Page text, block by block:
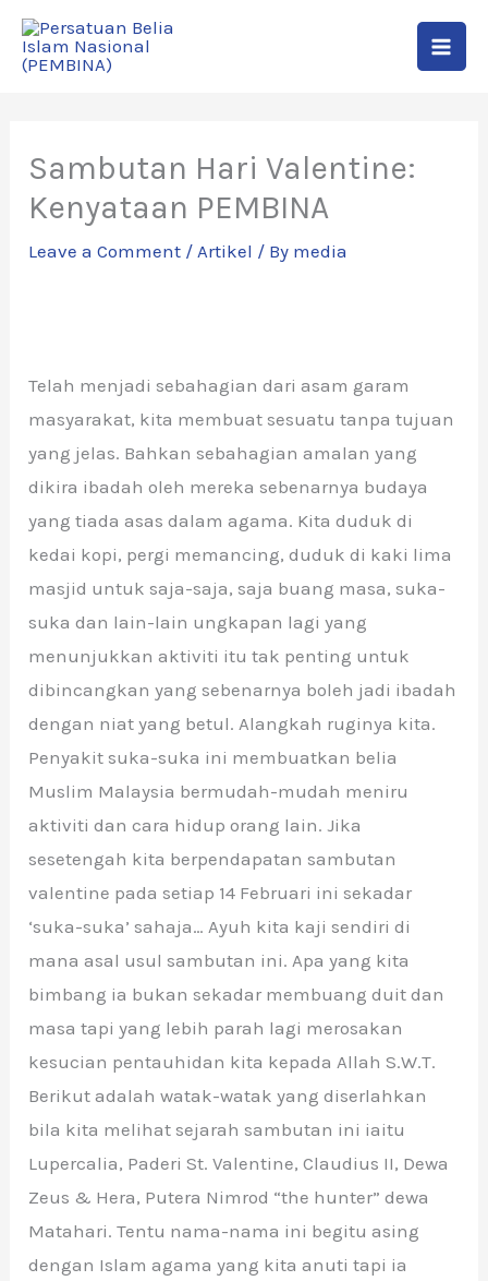
Skip
Sambutan Hari Valentine:
Kenyataan PEMBINA
Leave a Comment /Artikel / By media
Telah menjadi sebahagian dari asam garam
masyarakat, kita membuat sesuatu tanpa tujuan
yang jelas. Bahkan sebahagian amalan yang
dikira ibadah oleh mereka sebenarnya budaya
yang tiada asas dalam agama. Kita duduk di
kedai kopi, pergi memancing, duduk di kaki lima
masjid untuk saja-saja, saja buang masa, suka-
suka dan lain-lain ungkapan lagi yang
menunjukkan aktiviti itu tak penting untuk
dibincangkan yang sebenarnya boleh jadi ibadah
dengan niat yang betul. Alangkah ruginya kita.
Penyakit suka-suka ini membuatkan belia
Muslim Malaysia bermudah-mudah meniru
aktiviti dan cara hidup orang lain. Jika
sesetengah kita berpendapatan sambutan
valentine pada setiap 14 Februari ini sekadar
‘suka-suka’ sahaja… Ayuh kita kaji sendiri di
mana asal usul sambutan ini. Apa yang kita
bimbang ia bukan sekadar membuang duit dan
masa tapi yang lebih parah lagi merosakan
kesucian pentauhidan kita kepada Allah S.W.T.
Berikut adalah watak-watak yang diserlahkan
bila kita melihat sejarah sambutan ini iaitu
Lupercalia, Paderi St. Valentine, Claudius II, Dewa
Zeus & Hera, Putera Nimrod “the hunter” dewa
Matahari. Tentu nama-nama ini begitu asing
dengan Islam agama yang kita anuti tapi ia